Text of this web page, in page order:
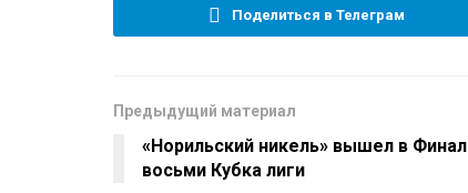
Поделиться в Телеграм
Предыдущий материал
«Норильский никель» вышел в Финал
восьми Кубка лиги